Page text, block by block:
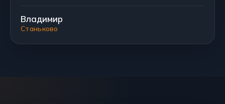
Владимир
Станьково